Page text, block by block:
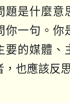
題是什麼意
你一句。你
要的媒體、
，也應該反